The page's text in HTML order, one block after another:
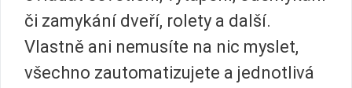
či zamykání dveří, rolety a další.
Vlastně ani nemusíte na nic myslet,
všechno zautomatizujete a jednotlivá